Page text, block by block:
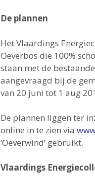
De plannen
Het Vlaardings
Oeverbos die 100%
staan met de
aangevraagd bij de
van 20 juni tot 1 aug
De plannen liggen ter
online in te zien via
‘Oeverwind’ gebruikt.
Vlaardings